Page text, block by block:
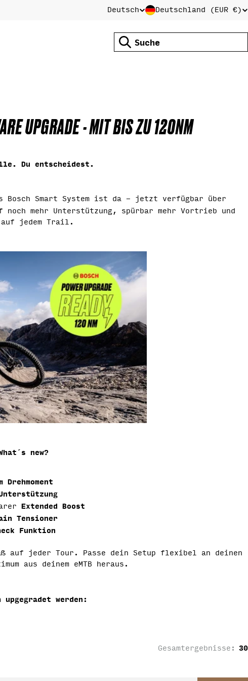
S
P
A
H
E
Deutsch
L
A
D
R
E
G
I
O
N
Deutschland (EUR €)
Suchen
UPGRADE - MIT BIS ZU 120NM
Du entscheidest.
Bosch Smart System ist da - jetzt verfügbar über
noch mehr Unterstützung, spürbar mehr Vortrieb und
jedem Trail.
new?
Drehmoment
Extended Boost
Tensioner
Funktion
auf jeder Tour. Passe dein Setup flexibel an deinen
aus deinem eMTB heraus.
upgegradet werden:
Gesamtergebnisse: 30